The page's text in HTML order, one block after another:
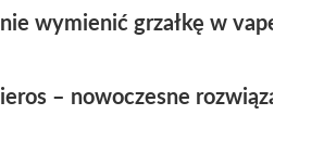
wymienić grzałkę w vape
– nowoczesne rozwiązania